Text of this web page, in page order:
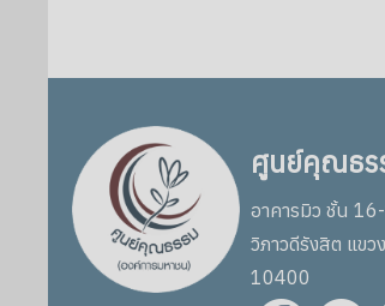
ศูนย์คุณธร
อาคารมิว ชั้น
วิภาวดีรังสิต แข
10400